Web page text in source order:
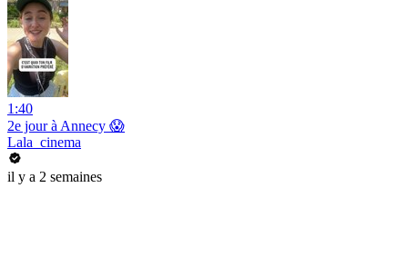
1:40
2e jour à Annecy 😱
Lala_cinema
il y a 2 semaines